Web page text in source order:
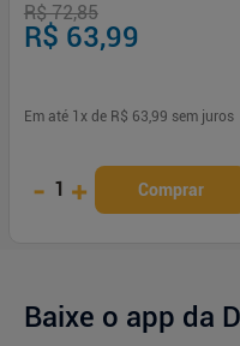
R$ 72,85
R$ 63,99
Em até 1 x de R$ 63,99 sem juros
- 1 + Comprar
Baixe o app da